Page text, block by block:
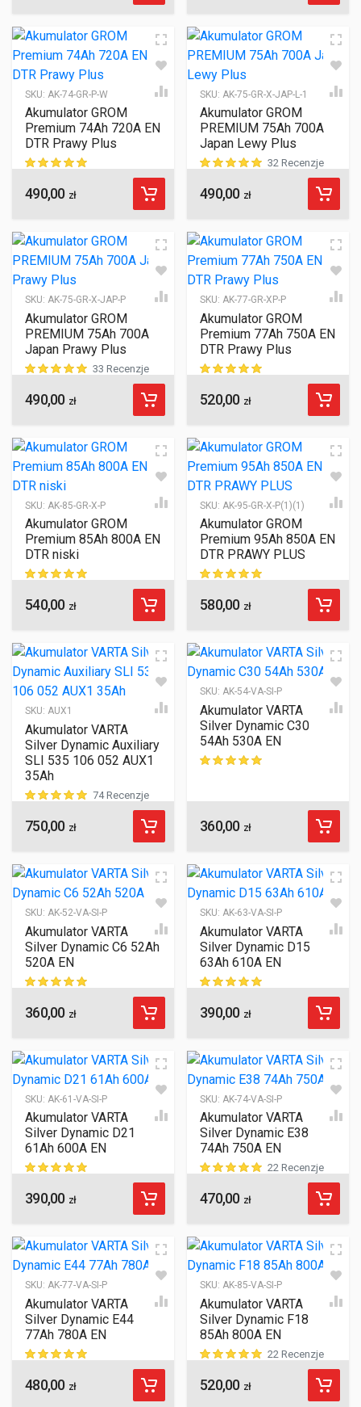
SKU: AK-74-GR-P-W
Akumulator GROM
Premium 74Ah 720A EN
DTR Prawy Plus
ocen klientów
490,00 zł
SKU: AK-75-GR-X-JAP-L-1
Akumulator GROM
PREMIUM 75Ah 700A
Japan Lewy Plus
ocen klientów
32 Recenzje
490,00 zł
SKU: AK-75-GR-X-JAP-P
Akumulator GROM
PREMIUM 75Ah 700A
Japan Prawy Plus
ocen klientów
33 Recenzje
490,00 zł
SKU: AK-77-GR-XP-P
Akumulator GROM
Premium 77Ah 750A EN
DTR Prawy Plus
ocen klientów
520,00 zł
SKU: AK-85-GR-X-P
Akumulator GROM
Premium 85Ah 800A EN
DTR niski
ocen klientów
540,00 zł
SKU: AK-95-GR-X-P(1)(1)
Akumulator GROM
Premium 95Ah 850A EN
DTR PRAWY PLUS
ocen klientów
580,00 zł
SKU: AUX1
Akumulator VARTA
Silver Dynamic Auxiliary
SLI 535 106 052 AUX1
35Ah
ocen klientów
74 Recenzje
750,00 zł
SKU: AK-54-VA-SI-P
Akumulator VARTA
Silver Dynamic C30
54Ah 530A EN
360,00 zł
SKU: AK-52-VA-SI-P
Akumulator VARTA
Silver Dynamic C6 52Ah
520A EN
ocen klientów
360,00 zł
SKU: AK-63-VA-SI-P
Akumulator VARTA
Silver Dynamic D15
63Ah 610A EN
ocen klientów
390,00 zł
SKU: AK-61-VA-SI-P
Akumulator VARTA
Silver Dynamic D21
61Ah 600A EN
ocen klientów
390,00 zł
SKU: AK-74-VA-SI-P
Akumulator VARTA
Silver Dynamic E38
74Ah 750A EN
ocen klientów
22 Recenzje
470,00 zł
SKU: AK-77-VA-SI-P
Akumulator VARTA
Silver Dynamic E44
77Ah 780A EN
ocen klientów
480,00 zł
SKU: AK-85-VA-SI-P
Akumulator VARTA
Silver Dynamic F18
85Ah 800A EN
ocen klientów
22 Recenzje
520,00 zł